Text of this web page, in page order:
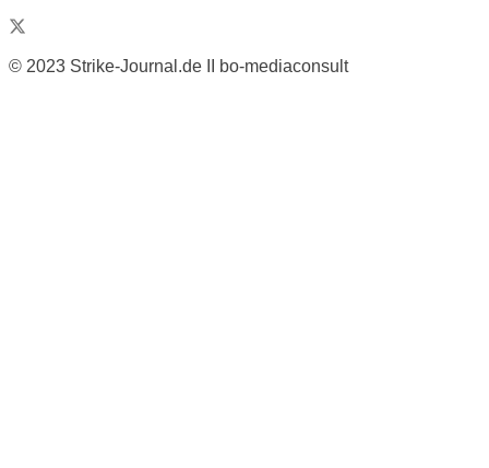
© 2023 Strike-Journal.de II bo-mediaconsult